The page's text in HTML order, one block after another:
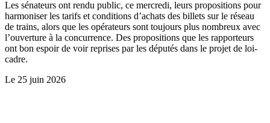
Les sénateurs ont rendu public, ce mercredi, leurs propositions pour
harmoniser les tarifs et conditions d’achats des billets sur le réseau
de trains, alors que les opérateurs sont toujours plus nombreux avec
l’ouverture à la concurrence. Des propositions que les rapporteurs
ont bon espoir de voir reprises par les députés dans le projet de loi-
cadre.
Le 25 juin 2026